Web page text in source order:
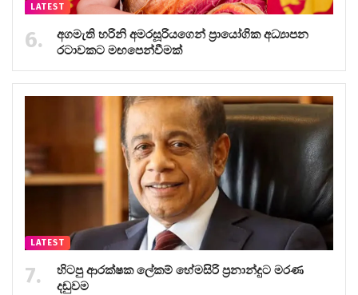
LATEST
අගමැති හරිනි අමරසූරියගෙන් ප්‍රායෝගික අධ්‍යාපන
රටාවකට මඟපෙන්වීමක්
LATEST
හිටපු ආරක්ෂක ලේකම් හේමසිරි ප්‍රනාන්දුට මරණ
දඬුවම